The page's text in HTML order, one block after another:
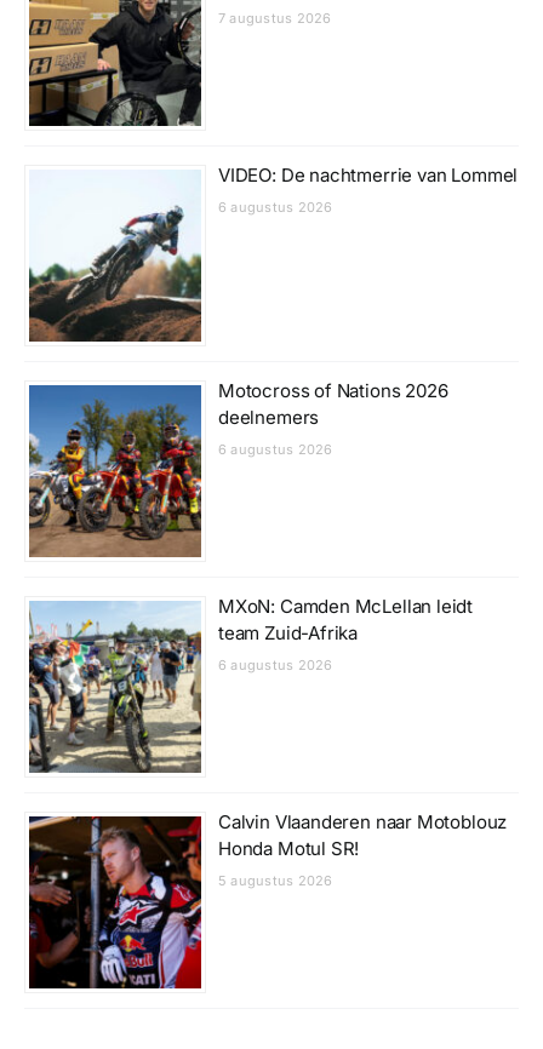
7 augustus 2026
VIDEO: De nachtmerrie van Lommel
6 augustus 2026
Motocross of Nations 2026
deelnemers
6 augustus 2026
MXoN: Camden McLellan leidt
team Zuid-Afrika
6 augustus 2026
Calvin Vlaanderen naar Motoblouz
Honda Motul SR!
5 augustus 2026